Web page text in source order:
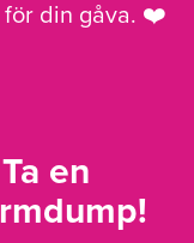
för din gåva. ❤️
Ta en